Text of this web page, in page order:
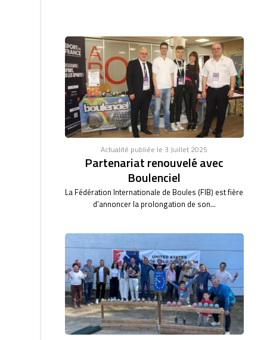
Actualité publiée le 3 Juillet 2025
Partenariat renouvelé avec
Boulenciel
La Fédération Internationale de Boules (FIB) est fière
d’annoncer la prolongation de son...